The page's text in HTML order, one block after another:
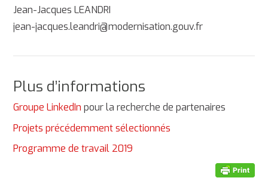
Jean-Jacques LEANDRI
jean-jacques.leandri@modernisation.gouv.fr
Plus d’informations
Groupe LinkedIn pour la recherche de partenaires
Projets précédemment sélectionnés
Programme de travail 2019